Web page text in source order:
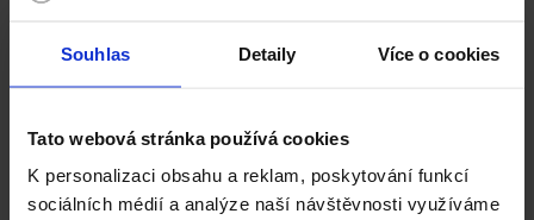
Souhlas Detaily Více o cookies
Tato webová stránka používá cookies
K personalizaci obsahu a reklam, poskytování funkcí
sociálních médií a analýze naší návštěvnosti využíváme
stavebních materiálů z našeho produktového portfolia, či
od našich průmyslových partnerů.
Návody pro stavbu